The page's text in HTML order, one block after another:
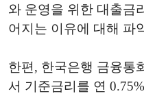
와 운영을 위한 대출금리
어지는 이유에 대해 파
한편 , 한국은행 금융통
서 기준금리를 연 0.75%